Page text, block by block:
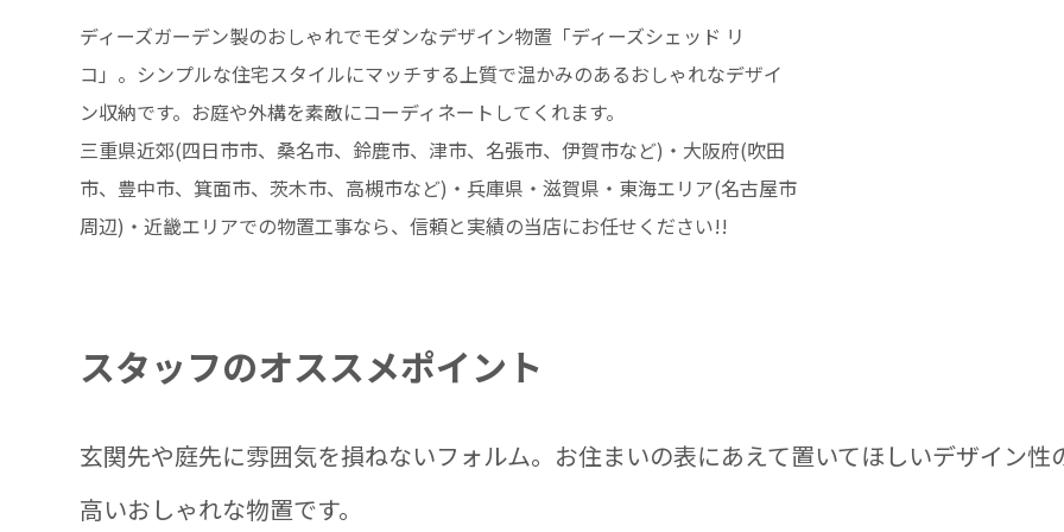
ディーズガーデン製のおしゃれでモダンなデザイン物置「ディーズシェッド リ
コ」。シンプルな住宅スタイルにマッチする上質で温かみのあるおしゃれなデザイ
ン収納です。お庭や外構を素敵にコーディネートしてくれます。
三重県近郊(四日市市、桑名市、鈴鹿市、津市、名張市、伊賀市など)・大阪府(吹田
市、豊中市、箕面市、茨木市、高槻市など)・兵庫県・滋賀県・東海エリア(名古屋市
周辺)・近畿エリアでの物置工事なら、信頼と実績の当店にお任せください!!
スタッフのオススメポイント
玄関先や庭先に雰囲気を損ねないフォルム。お住まいの表にあえて置いてほしいデザイン性
高いおしゃれな物置です。